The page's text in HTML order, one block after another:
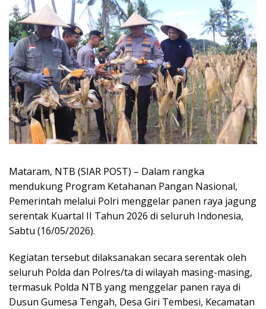
Mataram, NTB (SIAR POST) – Dalam rangka
mendukung Program Ketahanan Pangan Nasional,
Pemerintah melalui Polri menggelar panen raya jagung
serentak Kuartal II Tahun 2026 di seluruh Indonesia,
Sabtu (16/05/2026).
Kegiatan tersebut dilaksanakan secara serentak oleh
seluruh Polda dan Polres/ta di wilayah masing-masing,
termasuk Polda NTB yang menggelar panen raya di
Dusun Gumesa Tengah, Desa Giri Tembesi, Kecamatan